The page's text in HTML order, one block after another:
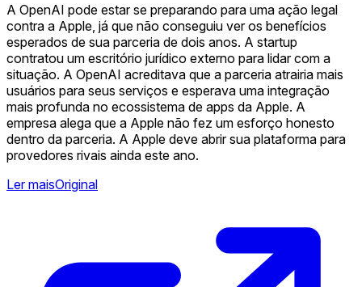
A OpenAI pode estar se preparando para uma ação legal
contra a Apple, já que não conseguiu ver os benefícios
esperados de sua parceria de dois anos. A startup
contratou um escritório jurídico externo para lidar com a
situação. A OpenAI acreditava que a parceria atrairia mais
usuários para seus serviços e esperava uma integração
mais profunda no ecossistema de apps da Apple. A
empresa alega que a Apple não fez um esforço honesto
dentro da parceria. A Apple deve abrir sua plataforma para
provedores rivais ainda este ano.
Ler maisOriginal